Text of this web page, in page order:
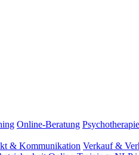
Online-Beratung Psychotherapie
& Kommunikation Verkauf &